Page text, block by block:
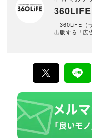
「360LiFE（
出版する「広
品、コスメ
商品テスト
ト。編集長・